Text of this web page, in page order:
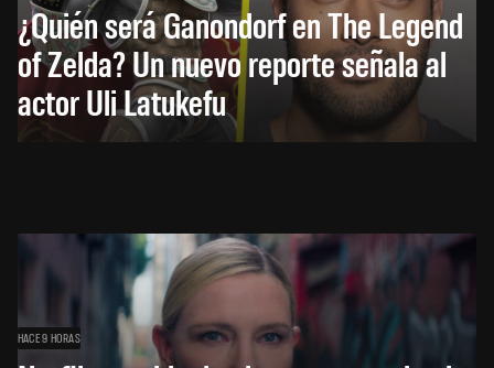
¿Quién será Ganondorf en The Legend
of Zelda? Un nuevo reporte señala al
actor Uli Latukefu
HACE 9 HORAS